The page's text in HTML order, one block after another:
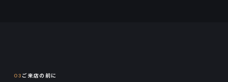
03 ご来店の前に